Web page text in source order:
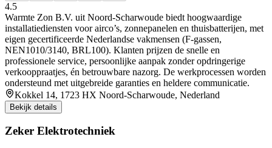
4.5
Warmte Zon B.V. uit Noord‑Scharwoude biedt hoogwaardige
installatiediensten voor airco’s, zonnepanelen en thuisbatterijen, met
eigen gecertificeerde Nederlandse vakmensen (F-gassen,
NEN1010/3140, BRL100). Klanten prijzen de snelle en
professionele service, persoonlijke aanpak zonder opdringerige
verkooppraatjes, én betrouwbare nazorg. De werkprocessen worden
ondersteund met uitgebreide garanties en heldere communicatie.
Kokkel 14, 1723 HX Noord-Scharwoude, Nederland
Bekijk details
Zeker Elektrotechniek